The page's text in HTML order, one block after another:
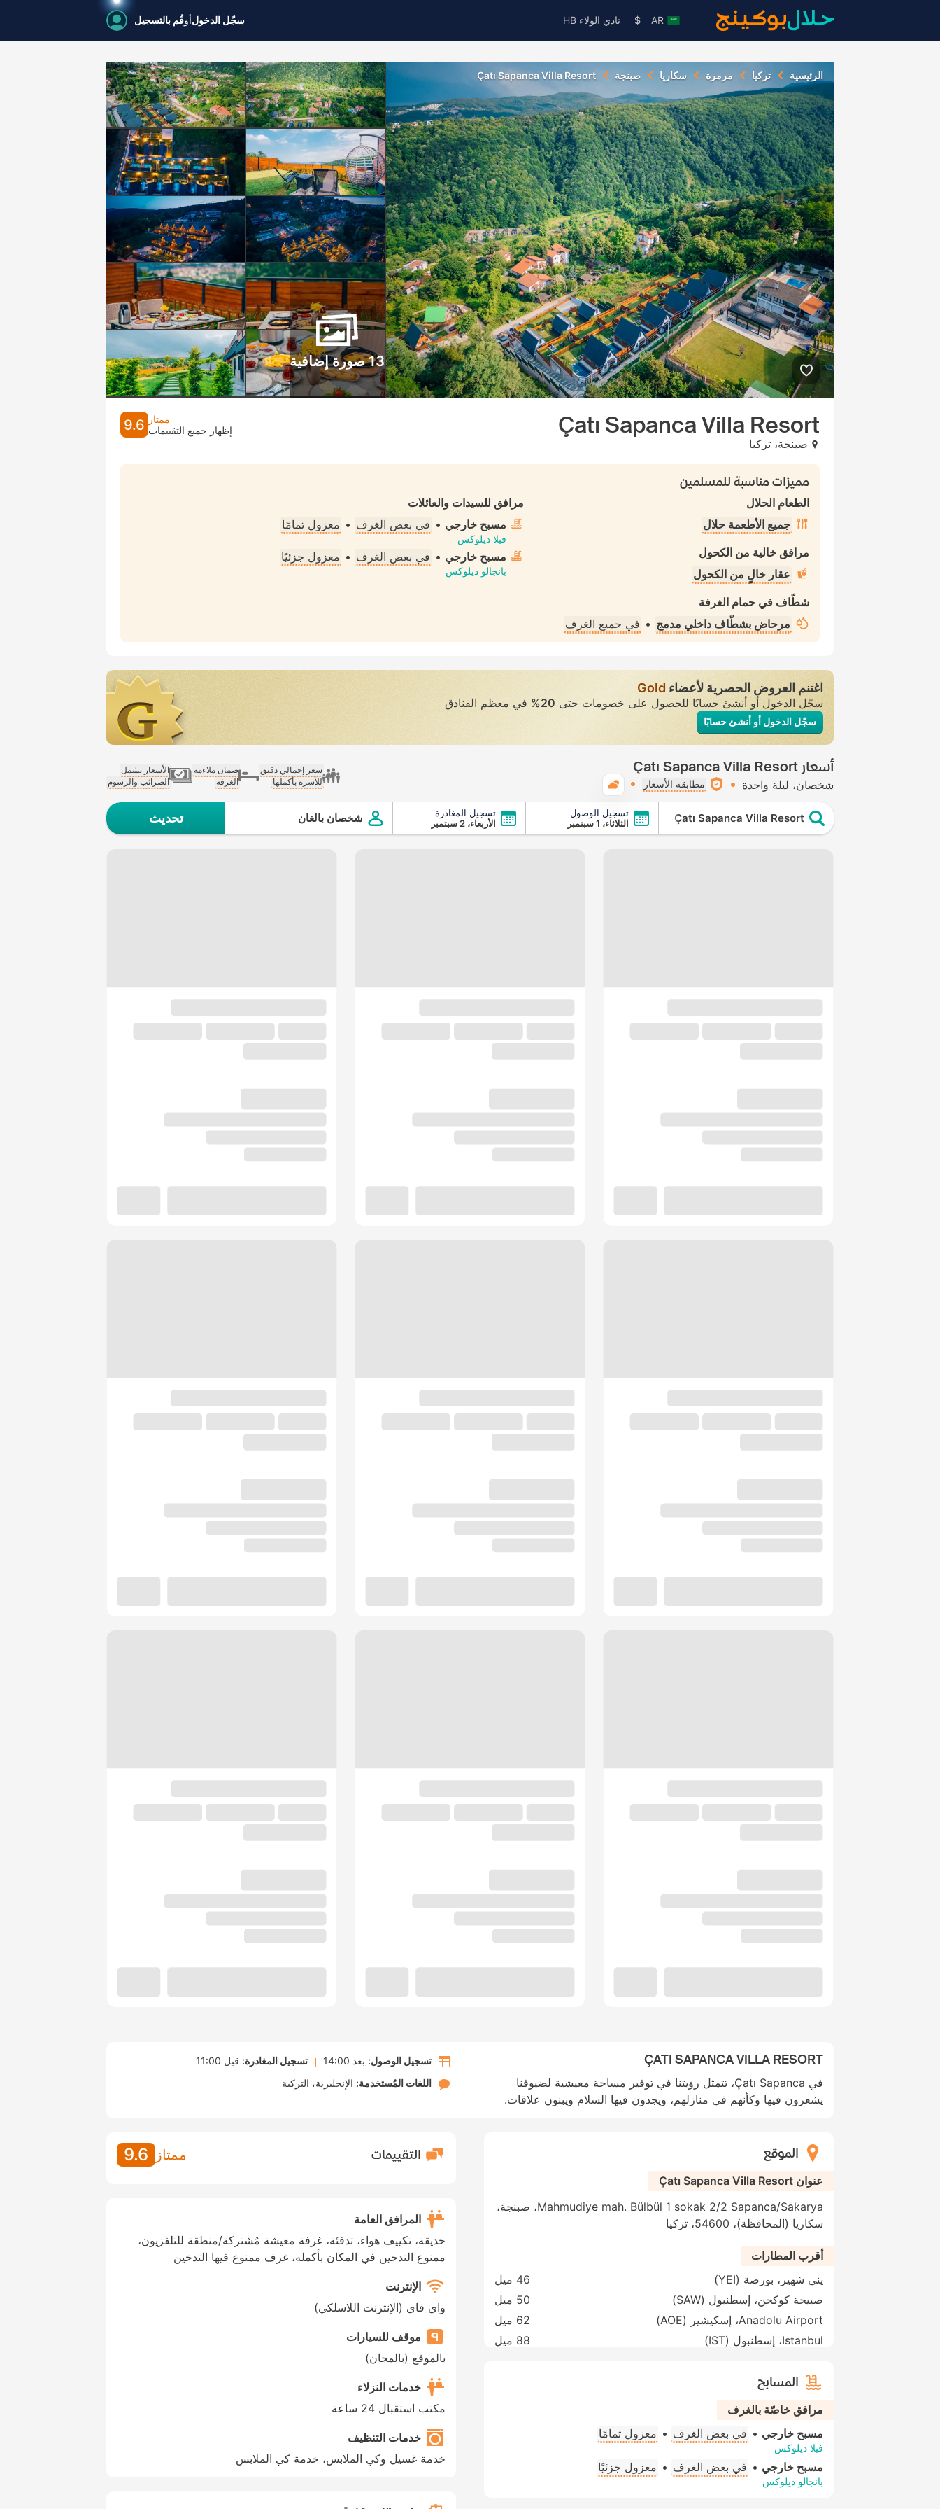
AR
$ نادي الولاء HB سجّل الدخولأوقُم بالتسجيل
الرئيسية تركيا مرمرة سكاريا صبنجة Çatı Sapanca Villa Resort
13 صورة إضافية
Çatı Sapanca Villa Resort
صبنجة، تركيا
ممتاز
إظهار جميع التقييمات 9.6
مميزات مناسبة للمسلمين
الطعام الحلال
جميع الأطعمة حلال
مرافق خالية من الكحول
عقار خالٍ من الكحول
شطّاف في حمام الغرفة
مرحاض بشطّاف داخلي مدمج • في جميع الغرف
مرافق للسيدات والعائلات
مسبح خارجي • في بعض الغرف • معزول تمامًا
فيلا ديلوكس
مسبح خارجي • في بعض الغرف • معزول جزئيًا
بانجالو ديلوكس
اغتنم العروض الحصرية لأعضاء Gold
سجّل الدخول أو أنشئ حسابًا للحصول على خصومات حتى 20% في معظم الفنادق
سجّل الدخول أو أنشئ حسابًا
أسعار Çatı Sapanca Villa Resort
شخصان ليلة واحدة مطابقة الأسعار
سعر إجمالي دقيق
للأسرة بأكملها
ضمان ملاءمة
الغرفة
الأسعار تشمل
الضرائب والرسوم
Çatı Sapanca Villa Resort
تسجيل الوصول
الثلاثاء، 1 سبتمبر
تسجيل المغادرة
الأربعاء، 2 سبتمبر
شخصان بالغان تحديث
ÇATI SAPANCA VILLA RESORT
في Çatı Sapanca، تتمثل رؤيتنا في توفير مساحة معيشية لضيوفنا
يشعرون فيها وكأنهم في منازلهم، ويجدون فيها السلام ويبنون علاقات.
تسجيل الوصول: بعد 14:00 تسجيل المغادرة: قبل 11:00
اللغات المُستخدمة: الإنجليزية التركية
الموقع
عنوان Çatı Sapanca Villa Resort
Mahmudiye mah. Bülbül 1 sokak 2/2 Sapanca/Sakarya، صبنجة،
سكاريا (المحافظة)، 54600، تركيا
أقرب المطارات
يني شهير، بورصة (YEI)
46 ميل
صبيحة كوكجن، إسطنبول (SAW)
50 ميل
Anadolu Airport، إسكيشير (AOE)
62 ميل
Istanbul، إسطنبول (IST)
88 ميل
المسابح
مرافق خاصّة بالغرف
مسبح خارجي • في بعض الغرف • معزول تمامًا
فيلا ديلوكس
مسبح خارجي • في بعض الغرف • معزول جزئيًا
بانجالو ديلوكس
التقييمات ممتاز 9.6
المرافق العامة
حديقة، تكييف هواء، تدفئة، غرفة معيشة مُشتركة/منطقة للتلفزيون،
ممنوع التدخين في المكان بأكمله، غرف ممنوع فيها التدخين
الإنترنت
واي فاي (الإنترنت اللاسلكي)
موقف للسيارات
بالموقع (بالمجان)
خدمات النزلاء
مكتب استقبال 24 ساعة
خدمات التنظيف
خدمة غسيل وكي الملابس، خدمة كي الملابس